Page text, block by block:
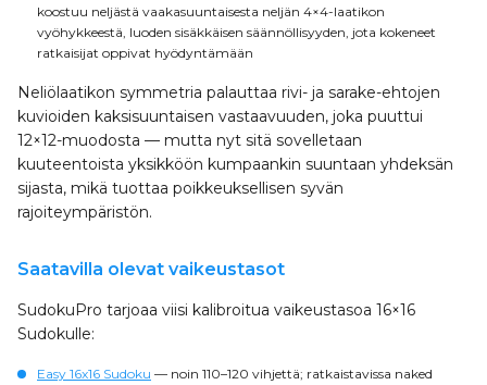
koostuu neljästä vaakasuuntaisesta neljän 4×4-laatikon
vyöhykkeestä, luoden sisäkkäisen säännöllisyyden, jota kokeneet
ratkaisijat oppivat hyödyntämään
Neliölaatikon symmetria palauttaa rivi- ja sarake-ehtojen
kuvioiden kaksisuuntaisen vastaavuuden, joka puuttui
12×12-muodosta — mutta nyt sitä sovelletaan
kuuteentoista yksikköön kumpaankin suuntaan yhdeksän
sijasta, mikä tuottaa poikkeuksellisen syvän
rajoiteympäristön.
Saatavilla olevat vaikeustasot
SudokuPro tarjoaa viisi kalibroitua vaikeustasoa 16×16
Sudokulle:
Easy 16x16 Sudoku — noin 110–120 vihjettä; ratkaistavissa naked